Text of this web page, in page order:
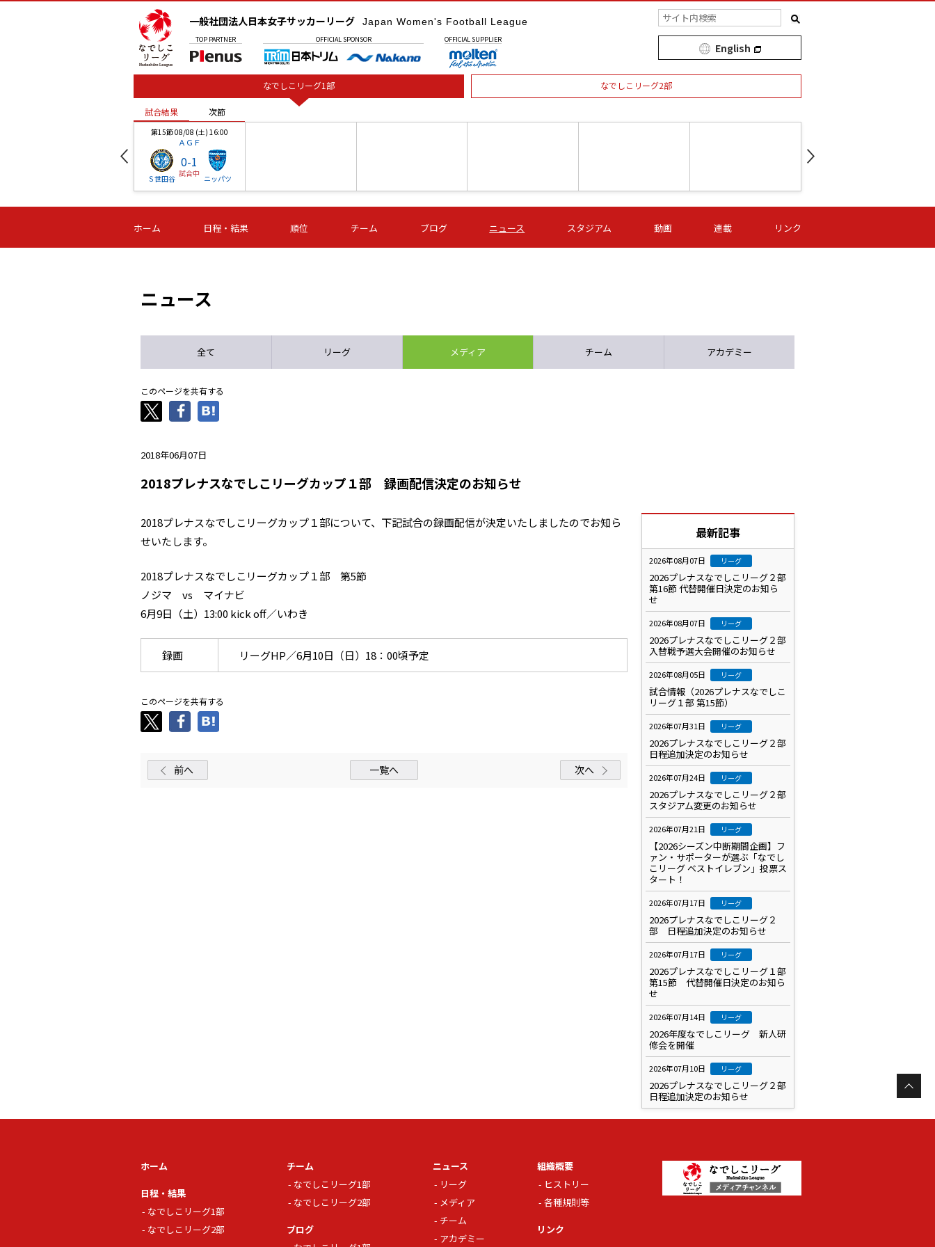
一般社団法人日本女子サッカーリーグ Japan Women's Football League
TOP PARTNER OFFICIAL SPONSOR OFFICIAL SUPPLIER
English
なでしこリーグ1部 なでしこリーグ2部
試合結果 次節
第15節 08/08 (土) 16:00
ＡＧＦ
Ｓ世田谷
0-1
試合中
ニッパツ
-
第16節 09/05 (土) 15:00
ニッパツ
-
第16節 09/05 (土) 15:00
石人の星
-
第16節 09/05 (土) 16:00
ＡＧＦ
-
いちご
-
第16節 09/06 (日) 15:00
-
第16節 09/06 (日) 15:00
- -
試合結果 次節
ホーム 日程・結果 順位 チーム ブログ ニュース スタジアム 動画 連載 リンク
ニュース
全て リーグ メディア チーム アカデミー
このページを共有する
2018年06月07日
2018プレナスなでしこリーグカップ１部 録画配信決定のお知らせ
2018プレナスなでしこリーグカップ１部について、下記試合の録画配信が決定いたしましたのでお知ら
せいたします。
2018プレナスなでしこリーグカップ１部 第5節
ノジマ vs マイナビ
6月9日（土）13:00 kick off／いわき
録画 リーグHP／6月10日（日）18：00頃予定
このページを共有する
前へ 一覧へ 次へ
最新記事
2026年08月07日 リーグ
2026プレナスなでしこリーグ２部
第16節 代替開催日決定のお知ら
せ
2026年08月07日 リーグ
2026プレナスなでしこリーグ２部
入替戦予選大会開催のお知らせ
2026年08月05日 リーグ
試合情報（2026プレナスなでしこ
リーグ１部 第15節）
2026年07月31日 リーグ
2026プレナスなでしこリーグ２部
日程追加決定のお知らせ
2026年07月24日 リーグ
2026プレナスなでしこリーグ２部
スタジアム変更のお知らせ
2026年07月21日 リーグ
【2026シーズン中断期間企画】フ
ァン・サポーターが選ぶ「なでし
こリーグ ベストイレブン」投票ス
タート！
2026年07月17日 リーグ
2026プレナスなでしこリーグ２
部 日程追加決定のお知らせ
2026年07月17日 リーグ
2026プレナスなでしこリーグ１部
第15節 代替開催日決定のお知ら
せ
2026年07月14日 リーグ
2026年度なでしこリーグ 新人研
修会を開催
2026年07月10日 リーグ
2026プレナスなでしこリーグ２部
日程追加決定のお知らせ
ホーム
日程・結果
なでしこリーグ1部
なでしこリーグ2部
チーム
なでしこリーグ1部
なでしこリーグ2部
ブログ
ニュース
リーグ
メディア
チーム
アカデミー
組織概要
ヒストリー
各種規則等
リンク